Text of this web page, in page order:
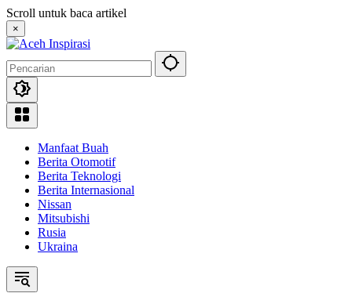
Langsung
ke
konten
Scroll untuk baca artikel
×
Manfaat Buah
Berita Otomotif
Berita Teknologi
Berita Internasional
Nissan
Mitsubishi
Rusia
Ukraina